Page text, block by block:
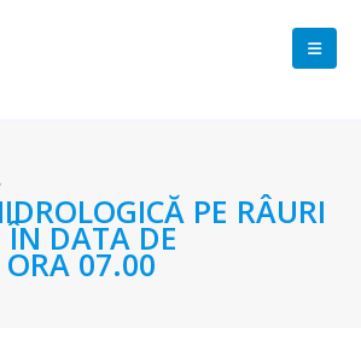
PE RÂURI
ÎN DATA DE
07.00